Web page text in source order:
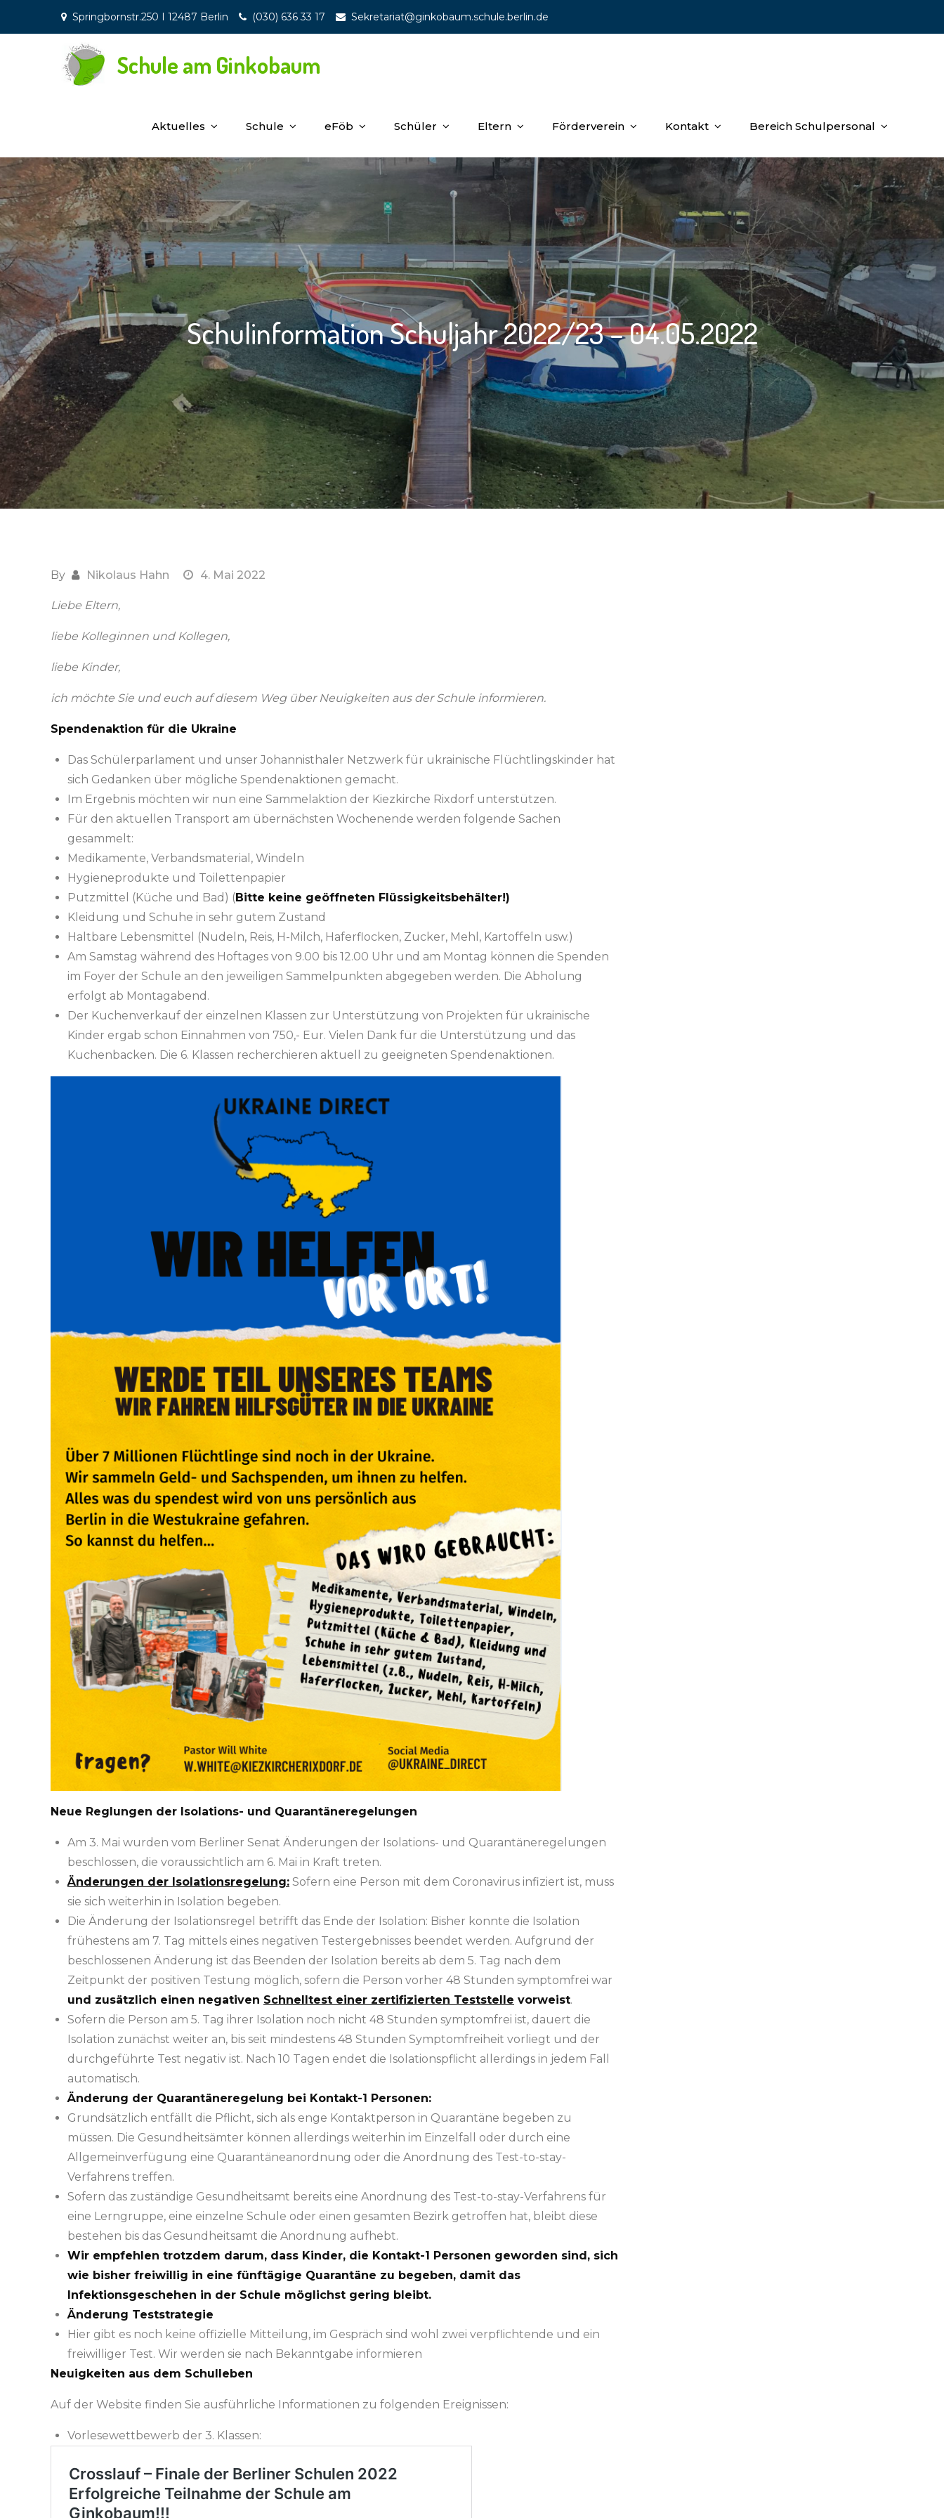
Springbornstr.250 I 12487 Berlin (030) 636 33 17 Sekretariat@ginkobaum.schule.berlin.de
Schule am Ginkobaum
Aktuelles Schule eFöb Schüler Eltern Förderverein Kontakt Bereich Schulpersonal
Schulinformation Schuljahr 2022/23 – 04.05.2022
By Nikolaus Hahn 4. Mai 2022
Liebe Eltern,
liebe Kolleginnen und Kollegen,
liebe Kinder,
ich möchte Sie und euch auf diesem Weg über Neuigkeiten aus der Schule informieren.
Spendenaktion für die Ukraine
Das Schülerparlament und unser Johannisthaler Netzwerk für ukrainische Flüchtlingskinder hat
sich Gedanken über mögliche Spendenaktionen gemacht.
Im Ergebnis möchten wir nun eine Sammelaktion der Kiezkirche Rixdorf unterstützen.
Für den aktuellen Transport am übernächsten Wochenende werden folgende Sachen
gesammelt:
Medikamente, Verbandsmaterial, Windeln
Hygieneprodukte und Toilettenpapier
Putzmittel (Küche und Bad) (Bitte keine geöffneten Flüssigkeitsbehälter!)
Kleidung und Schuhe in sehr gutem Zustand
Haltbare Lebensmittel (Nudeln, Reis, H-Milch, Haferflocken, Zucker, Mehl, Kartoffeln usw.)
Am Samstag während des Hoftages von 9.00 bis 12.00 Uhr und am Montag können die Spenden
im Foyer der Schule an den jeweiligen Sammelpunkten abgegeben werden. Die Abholung
erfolgt ab Montagabend.
Der Kuchenverkauf der einzelnen Klassen zur Unterstützung von Projekten für ukrainische
Kinder ergab schon Einnahmen von 750,- Eur. Vielen Dank für die Unterstützung und das
Kuchenbacken. Die 6. Klassen recherchieren aktuell zu geeigneten Spendenaktionen.
Neue Reglungen der Isolations- und Quarantäneregelungen
Am 3. Mai wurden vom Berliner Senat Änderungen der Isolations- und Quarantäneregelungen
beschlossen, die voraussichtlich am 6. Mai in Kraft treten.
Änderungen der Isolationsregelung: Sofern eine Person mit dem Coronavirus infiziert ist, muss
sie sich weiterhin in Isolation begeben.
Die Änderung der Isolationsregel betrifft das Ende der Isolation: Bisher konnte die Isolation
frühestens am 7. Tag mittels eines negativen Testergebnisses beendet werden. Aufgrund der
beschlossenen Änderung ist das Beenden der Isolation bereits ab dem 5. Tag nach dem
Zeitpunkt der positiven Testung möglich, sofern die Person vorher 48 Stunden symptomfrei war
und zusätzlich einen negativen Schnelltest einer zertifizierten Teststelle vorweist.
Sofern die Person am 5. Tag ihrer Isolation noch nicht 48 Stunden symptomfrei ist, dauert die
Isolation zunächst weiter an, bis seit mindestens 48 Stunden Symptomfreiheit vorliegt und der
durchgeführte Test negativ ist. Nach 10 Tagen endet die Isolationspflicht allerdings in jedem Fall
automatisch.
Änderung der Quarantäneregelung bei Kontakt-1 Personen:
Grundsätzlich entfällt die Pflicht, sich als enge Kontaktperson in Quarantäne begeben zu
müssen. Die Gesundheitsämter können allerdings weiterhin im Einzelfall oder durch eine
Allgemeinverfügung eine Quarantäneanordnung oder die Anordnung des Test-to-stay-
Verfahrens treffen.
Sofern das zuständige Gesundheitsamt bereits eine Anordnung des Test-to-stay-Verfahrens für
eine Lerngruppe, eine einzelne Schule oder einen gesamten Bezirk getroffen hat, bleibt diese
bestehen bis das Gesundheitsamt die Anordnung aufhebt.
Wir empfehlen trotzdem darum, dass Kinder, die Kontakt-1 Personen geworden sind, sich
wie bisher freiwillig in eine fünftägige Quarantäne zu begeben, damit das
Infektionsgeschehen in der Schule möglichst gering bleibt.
Änderung Teststrategie
Hier gibt es noch keine offizielle Mitteilung, im Gespräch sind wohl zwei verpflichtende und ein
freiwilliger Test. Wir werden sie nach Bekanntgabe informieren
Neuigkeiten aus dem Schulleben
Auf der Website finden Sie ausführliche Informationen zu folgenden Ereignissen:
Vorlesewettbewerb der 3. Klassen: